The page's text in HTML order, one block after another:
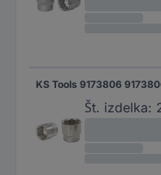
KS Tools 9173806
Št. izdelka: